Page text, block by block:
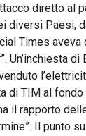
diretto al
Paesi,
Times
Un’inchiesta
di TIM al
il rapporto
Il punto